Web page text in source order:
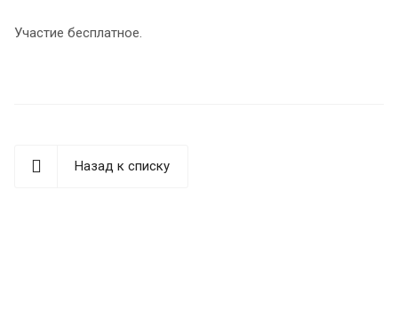
Участие бесплатное.
Назад к списку